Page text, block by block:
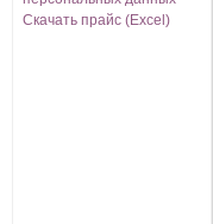
Скачать прайс (Excel)